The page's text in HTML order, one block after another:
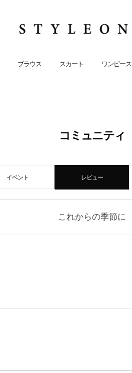
ブラウス スカート ワンピース
コミュニティ
イベント レビュー
これからの季節に